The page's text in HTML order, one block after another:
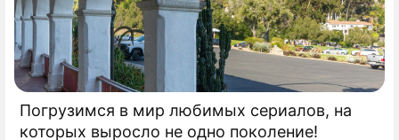
Погрузимся в мир любимых сериалов, на
которых выросло не одно поколение!